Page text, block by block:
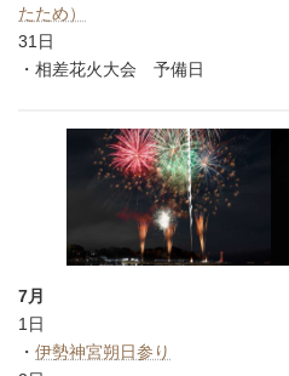
たため）
31日
・相差花火大会 予備日
7月
1日
・ 伊勢神宮朔日参り